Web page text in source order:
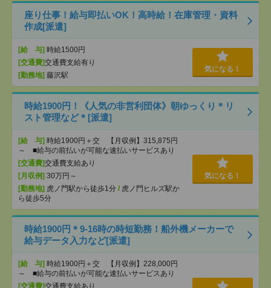
座り仕事！給与即払いOK！高時給！在庫管理・資料
作成[派遣]
[給 与] 時給1500円
[交通費]交通費支給有り
[勤務地] 藤沢駅
気になる！
時給1900円！《人気の非営利団体》朝ゆっくり＊リ
スト管理など＊[派遣]
[給 与] 時給1900円＋交 【月収例】315,875円
～ ■給与の前払いが可能な速払いサービスあり
[交通費]交通費支給あり
[月収例] 30万円～
[勤務地] 虎ノ門駅から徒歩1分 / 虎ノ門ヒルズ駅か
ら徒歩5分
気になる！
時給1900円＊9-16時の時短勤務！船外機メーカーで
給与データ入力など[派遣]
[給 与] 時給1900円＋交 【月収例】228,000円
～ ■給与の前払いが可能な速払いサービスあり
[交通費]交通費支給あり